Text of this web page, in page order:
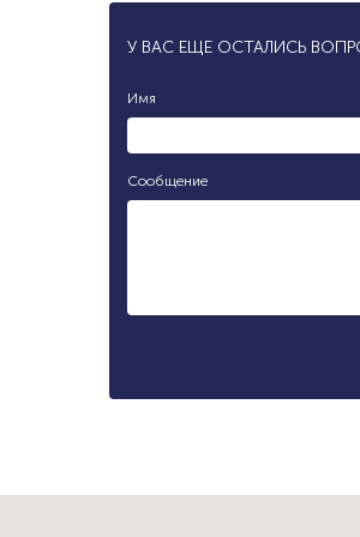
У ВАС ЕЩЕ ОСТАЛИСЬ
Имя
Сообщение